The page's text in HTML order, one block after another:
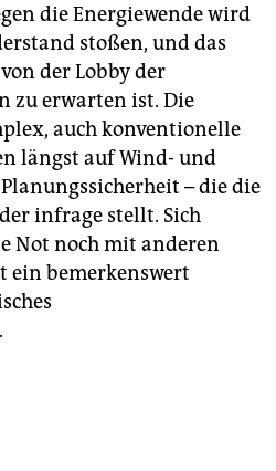
die Energiewende wird
stoßen, und das
der Lobby der
zu erwarten ist. Die
auch konven­tio­nelle
längst auf Wind- und
– die die
infrage stellt. Sich
Not noch mit anderen
ein bemerkenswert